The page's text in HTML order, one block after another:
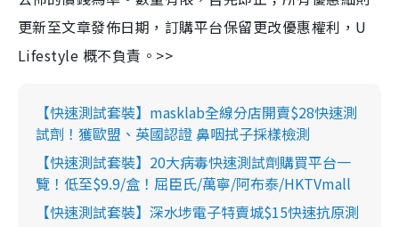
更新至文章發佈日期，訂購平台保留更改優惠權利，U
Lifestyle 概不負責。>>
【快速測試套裝】masklab全線分店開賣$28快速測
試劑！獲歐盟、英國認證 鼻咽拭子採樣檢測
【快速測試套裝】20大病毒快速測試劑購買平台一
覽！低至$9.9/盒！屈臣氏/萬寧/阿布泰/HKTVmall
【快速測試套裝】深水埗電子特賣城$15快速抗原測